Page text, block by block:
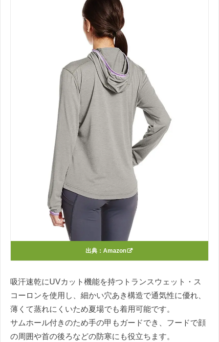
出典： Amazon
吸汗速乾にUVカット機能を持つトランスウェット・ス
コーロンを使用し、細かい穴あき構造で通気性に優れ、
薄くて蒸れにくいため夏場でも着用可能です。
サムホール付きのため手の甲もガードでき、フードで顔
の周囲や首の後ろなどの防寒にも役立ちます。